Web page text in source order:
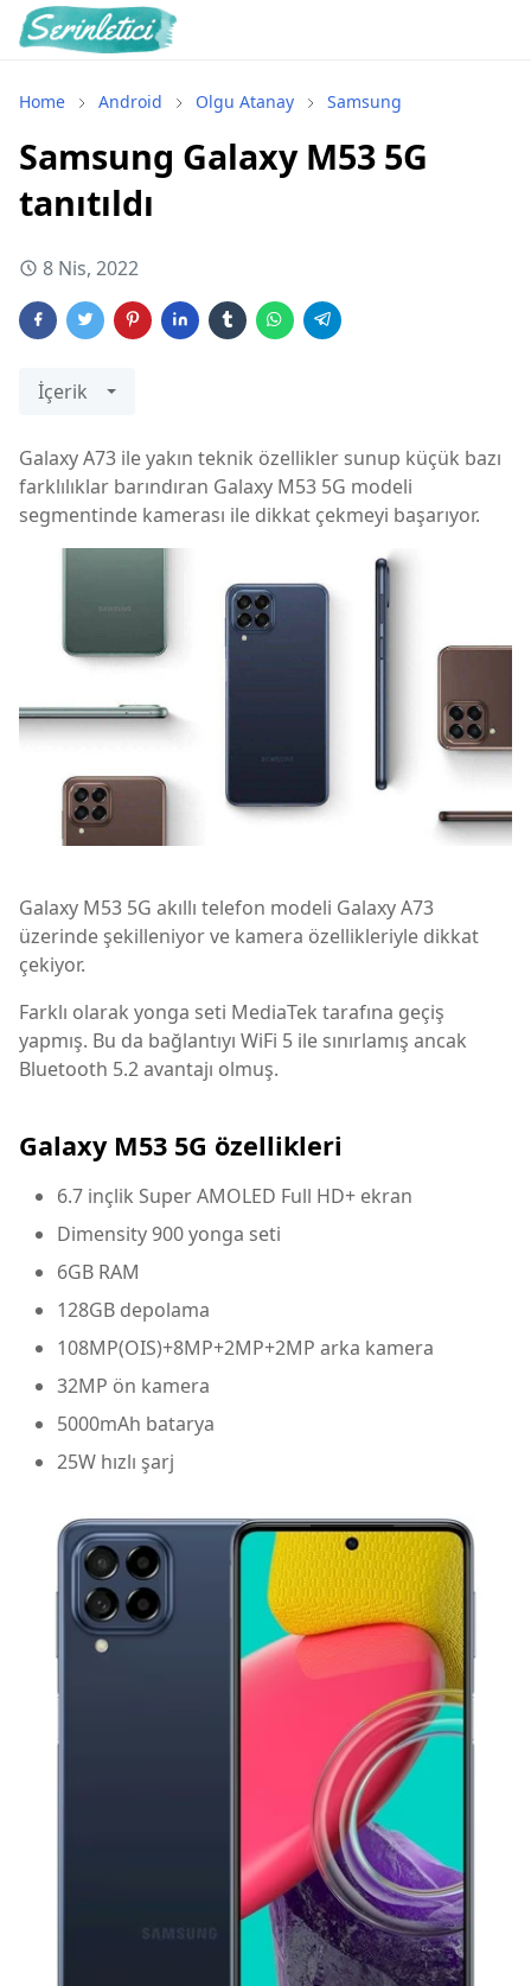
Home Android Olgu Atanay Samsung
Samsung Galaxy M53 5G
tanıtıldı
8 Nis, 2022
İçerik
Galaxy A73 ile yakın teknik özellikler sunup küçük bazı
farklılıklar barındıran Galaxy M53 5G modeli
segmentinde kamerası ile dikkat çekmeyi başarıyor.
Galaxy M53 5G akıllı telefon modeli Galaxy A73
üzerinde şekilleniyor ve kamera özellikleriyle dikkat
çekiyor.
Farklı olarak yonga seti MediaTek tarafına geçiş
yapmış. Bu da bağlantıyı WiFi 5 ile sınırlamış ancak
Bluetooth 5.2 avantajı olmuş.
Galaxy M53 5G özellikleri
6.7 inçlik Super AMOLED Full HD+ ekran
Dimensity 900 yonga seti
6GB RAM
128GB depolama
108MP(OIS)+8MP+2MP+2MP arka kamera
32MP ön kamera
5000mAh batarya
25W hızlı şarj